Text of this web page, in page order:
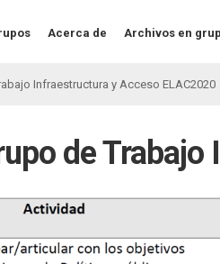
Acerca de Archivos en
Infraestructura y Acceso ELAC2020
de